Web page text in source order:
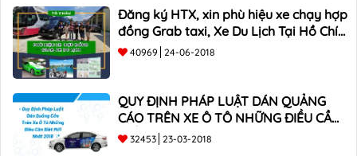
Đăng ký HTX, xin phù hiệu xe chạy hợp
đồng Grab taxi, Xe Du Lịch Tại Hồ Chí
Minh Giá Rẻ
40969 24-06-2018
QUY ĐỊNH PHÁP LUẬT DÁN QUẢNG
CÁO TRÊN XE Ô TÔ NHỮNG ĐIỀU CẦN
BIẾT mới nhất 2018 ???
32453 23-03-2018